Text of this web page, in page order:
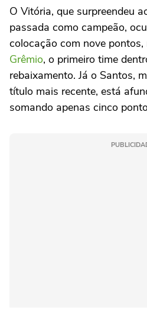
O Vitória, que surpreendeu
passada como campeão,
colocação com nove
Grêmio, o primeiro time
rebaixamento. Já o Santos,
título mais recente, está
somando apenas cinco